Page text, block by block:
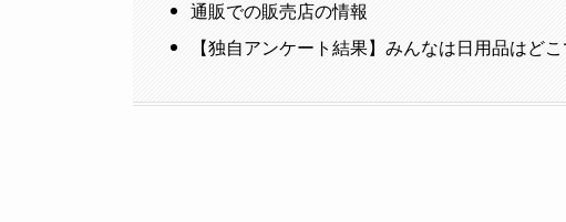
通販での販売店の情報
【独自アンケート結果】みんなは日用品はど